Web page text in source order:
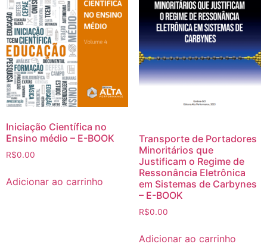
Iniciação Científica no
Ensino médio – E-BOOK
R$0.00
Adicionar ao carrinho
Transporte de Portadores
Minoritários que
Justificam o Regime de
Ressonância Eletrônica
em Sistemas de Carbynes
– E-BOOK
R$0.00
Adicionar ao carrinho